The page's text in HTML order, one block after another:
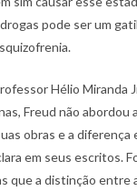
pode ser um
Hélio Miranda
Freud não abordou
obras e a
em seus escritos.
que a distinção entre